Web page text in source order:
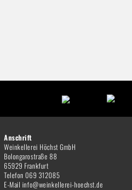
Anschrift
Weinkellerei Höchst GmbH
Bolongarostraße 88
65929 Frankfurt
Telefon 069 312085
E-Mail info@weinkellerei-hoechst.de